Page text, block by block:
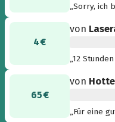
„Sorry, ich
4 €
von
„12
65 €
von Hotte
„Für eine